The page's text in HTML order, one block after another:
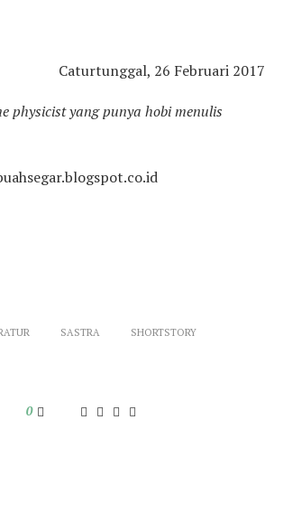
Caturtunggal, 26 Februari 2017
physicist yang punya hobi menulis
SASTRA SHORTSTORY
0